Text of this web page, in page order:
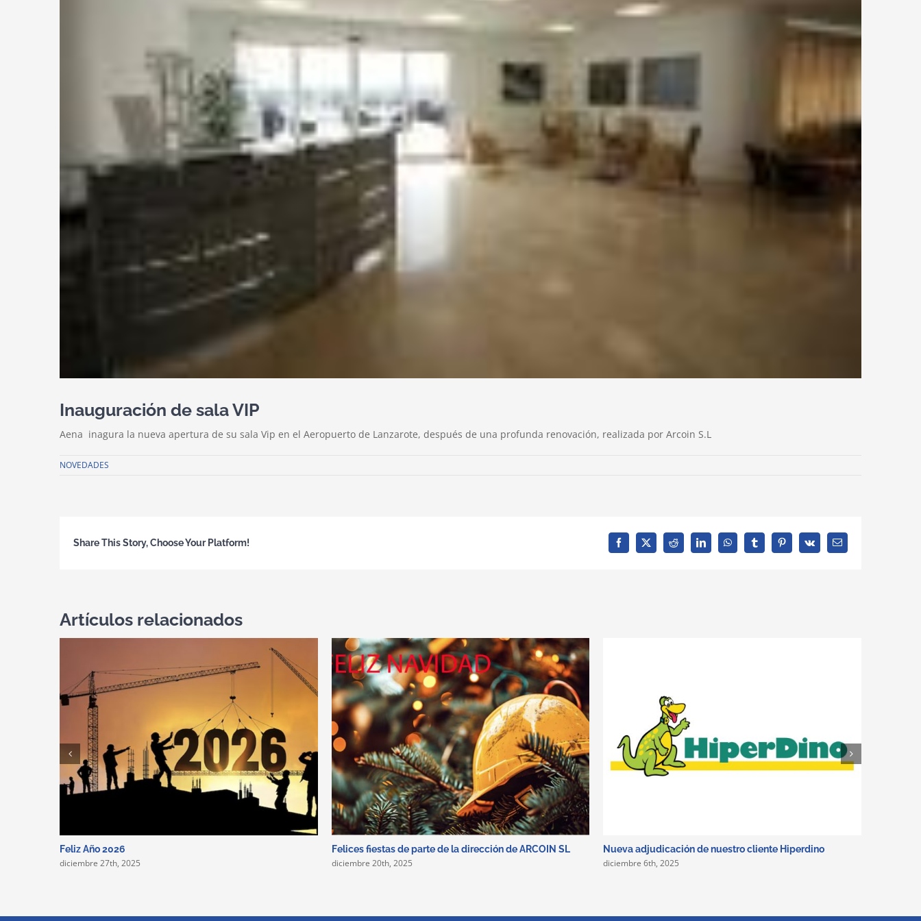
Inauguración de sala VIP
Aena inagura la nueva apertura de su sala Vip en el Aeropuerto de Lanzarote, después de una profunda renovación, realizada por Arcoin S.L
NOVEDADES
Share This Story, Choose Your Platform! Facebook
X Reddit LinkedInWhatsAppTumblrPinterest
Vk
Correo
electrónico
Artículos relacionados
Feliz Año 2026
diciembre 27th, 2025
Felices fiestas de parte de la dirección de ARCOIN SL
diciembre 20th, 2025
Nueva adjudicación de nuestro cliente Hiperdino
diciembre 6th, 2025